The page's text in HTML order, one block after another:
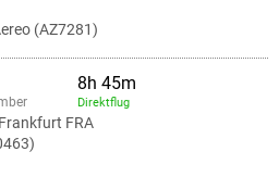
(AZ7281)
8h 45m
Direktflug
Frankfurt FRA